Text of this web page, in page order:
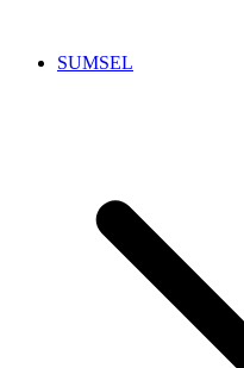
SUMSEL